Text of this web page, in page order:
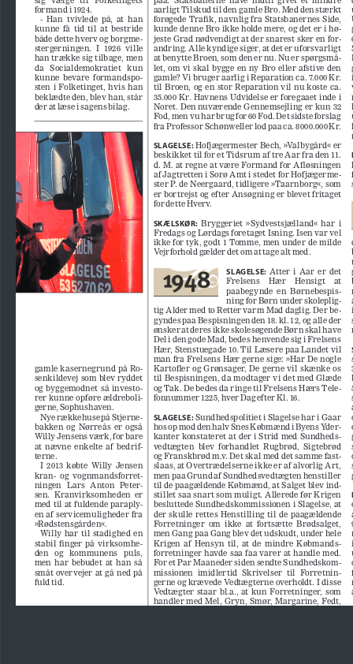
aarligt Tilskud til den gamle Bro. Med den stærkt
forøgede Trafik, navnlig fra Statsbanernes Side,
kunde denne Bro ikke holde mere, og det er i hø-
jeste Grad nødvendigt at der snarest sker en for-
andring. Alle kyndige siger, at det er uforsvarligt
at benytte Broen, som den er nu. Nu er spørgsmå-
let,  om  vi  skal  bygge  en  ny  Bro  eller  afstive  den
gamle? Vi bruger aarlig i Reparation ca. 7.000 Kr.
til  Broen,  og  en  stor  Reparation  vil  nu  koste  ca.
35.000 Kr. Havnens Udvidelse er foregaaet inde i
Noret. Den nuværende Gennemsejling er kun 32
Fod, men vu har brug for 60 Fod. Det sidste forslag
fra Professor Schønweller lod paa ca. 8000.000 Kr.
SLAGELSE: Hofjægermester Bech, »Valbygård« er
beskikket til for et Tidsrum af tre Aar fra den 11.
d. M. at regne at være Formand for Afløsningen
af Jagtretten i Sorø Amt i stedet for Hofjægerme-
ster P. de Neergaard, tidligere »Taarnborg«, som
er bortrejst og efter Ansøgning er blevet fritaget
for dette Hverv.
SKÆLSKØR:
  Bryggeriet  »Sydvestsjælland«  har  i
Fredags og Lørdags foretaget Isning. Isen var vel
ikke for tyk, godt 1 Tomme, men under de milde
Vejrforhold gælder det om at tage alt med.
SLAGELSE:
  Atter  i  Aar  er  det
Frelsens    Hær    Hensigt    at
paabegynde  en  Børnebespis
ning for Børn under skoleplig-
tig Alder med to Retter varm Mad daglig. Der be-
gyndes paa Bespisningen den 18. kl. 12, og alle der
ønsker at deres ikke skolesøgende Børn skal have
Del i den gode Mad, bedes henvende sig i Frelsens
Hær, Stenstuegade 10. Til Læsere paa Landet vil
man fra Frelsens Hær gerne sige: »Har De nogle
Kartofler  og  Grønsager,  De  gerne  vil  skænke  os
til Bespisningen, da modtager vi det med Glæde
og Tak. De bedes da ringe til Frelsens Hærs Tele
fonnummer 1225, hver Dag efter Kl. 16.
SLAGELSE: Sundhedspolitiet i Slagelse har i Gaar
hos op mod den halv Snes Købmænd i Byens Yder-
kanter konstateret at der i Strid med Sundheds-
vedtægten  blev  forhandlet  Rugbrød,  Sigtebrød
og Franskbrød m.v. Det skal med det samme fast-
slaas, at Overtrædelserne ikke er af alvorlig Art,
men paa Grund af Sundhedsvedtægten henstiller
til de paagældende Købmænd, at Salget blev ind
stillet saa snart som muligt. Allerede før Krigen
besluttede Sundhedskommissionen i Slagelse, at
der  skulle  rettes  Henstilling  til  de  paagældende
Forretninger  om  ikke  at  fortsætte  Brødsalget,
men Gang paa Gang blev det udskudt, under hele
Krigen  af  Hensyn  til,  at  de  mindre  Købmands
forretninger havde saa faa varer at handle med.
For et Par Maaneder siden sendte Sundhedskom-
missionen  imidlertid  Skrivelser  til  Forretnin
gerne og krævede Vedtægterne overholdt. I disse
Vedtægter  staar  bl.a.,  at  kun  Forretninger,  som
handler med Mel, Gryn, Smør, Margarine, Fedt,
gamle kasernegrund på Ro-
senkildevej som blev ryddet
og  byggemodnet  så  investo-
rer kunne opføre ældreboli-
gerne, Sophushaven.
Nye rækkehuse på Stjerne
bakken  og  Nørreås  er  også
Willy Jensens værk, for bare
at  nævne  enkelte  af  bedrif-
terne.
I  2013  købte  Willy  Jensen
kran-  og  vognmandsforret-
ningen   Lars   Anton   Peter-
sen.  Kranvirksomheden  er
med til at fuldende paraply-
en af servicemuligheder fra
»Rødstensgården«.
Willy  har  til  stadighed  en
stabil  finger  på  virksomhe
den   og   kommunens   puls,
men  har  bebudet  at  han  så
småt  overvejer  at  gå  ned  på
fuld tid.
formand i 1924.
-  Han  tvivlede  på,  at  han
kunne  få  tid  til  at  bestride
både dette hverv og borgme
stergerningen.  I  1926  ville
han trække sig tilbage, men
da   Socialdemokratiet   kun
kunne  bevare  formandspo-
sten  i  Folketinget,  hvis  han
beklædte den, blev han, står
der at læse i sagens bilag.